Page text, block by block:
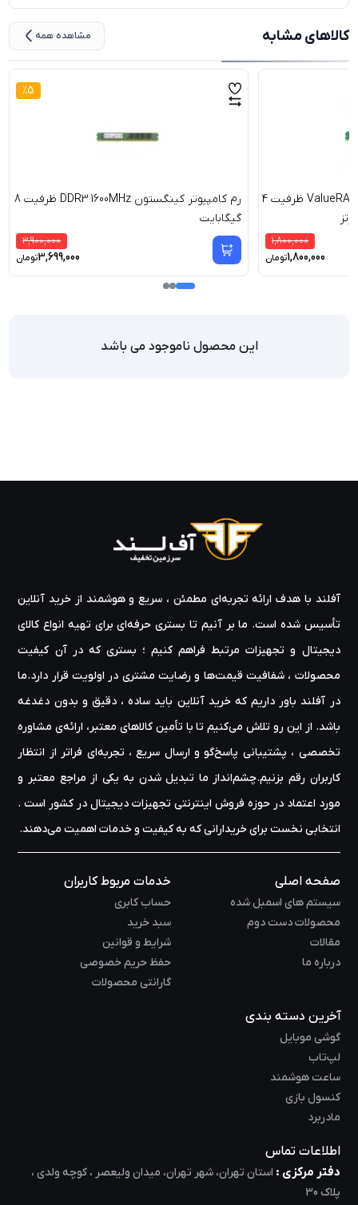
کالاهای مشابه مشاهده همه
5
%
رم کامپیوتر کینگستون DDR3 1600MHz ظرفیت 8
گیگابایت
3,900,000
3,699,000تومان
رم کامپیوتر کینگستون ValueRAM CL11 ظرفیت 4
1,800,000
1,800,000تومان
این محصول ناموجود می باشد
آفلند با هدف ارائه‌ تجربه‌ای مطمئن ، سریع و هوشمند از خرید آنلاین
تأسیس شده است. ما بر آنیم تا بستری حرفه‌ای برای تهیه‌ انواع کالای
دیجیتال و تجهیزات مرتبط فراهم کنیم ؛ بستری که در آن کیفیت
محصولات ، شفافیت قیمت‌ها و رضایت مشتری در اولویت قرار دارد.ما
در آفلند باور داریم که خرید آنلاین باید ساده ، دقیق و بدون دغدغه
باشد. از این رو تلاش می‌کنیم تا با تأمین کالاهای معتبر، ارائه‌ی مشاوره‌
تخصصی ، پشتیبانی پاسخ‌گو و ارسال سریع ، تجربه‌ای فراتر از انتظار
کاربران رقم بزنیم.چشم‌انداز ما تبدیل شدن به یکی از مراجع معتبر و
مورد اعتماد در حوزه‌ فروش اینترنتی تجهیزات دیجیتال در کشور است .
انتخابی نخست برای خریدارانی که به کیفیت و خدمات اهمیت می‌دهند.
صفحه اصلی
سیستم های اسمبل شده
محصولات دست دوم
مقالات
درباره ما
خدمات مربوط کاربران
حساب کابری
سبد خرید
شرایط و قوانین
حفظ حریم خصوصی
گارانتی محصولات
آخرین دسته بندی
گوشی موبایل
لپ‌تاب
ساعت هوشمند
کنسول بازی
مادربرد
اطلاعات تماس
دفتر مرکزی : استان تهران، شهر تهران، میدان ولیعصر ، کوچه ولدی ،
پلاک 30